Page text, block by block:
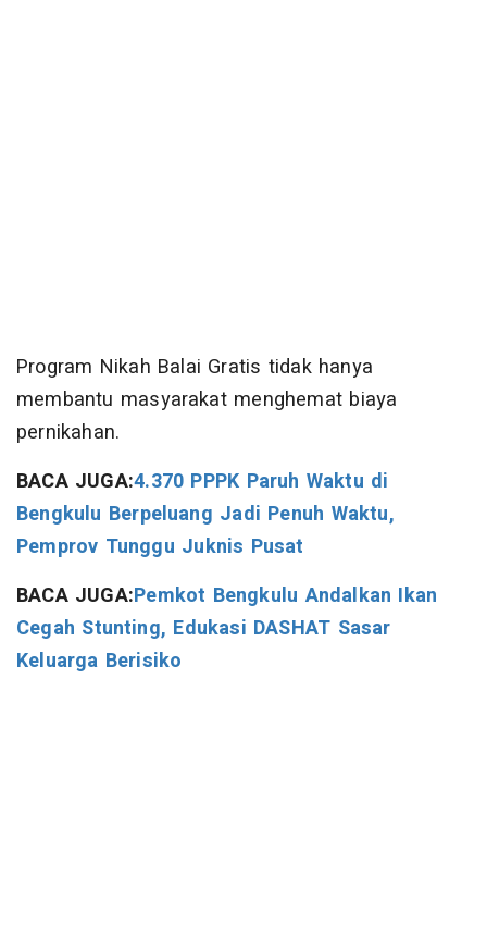
Program Nikah Balai Gratis tidak hanya
membantu masyarakat menghemat biaya
pernikahan.
BACA JUGA:4.370 PPPK Paruh Waktu di
Bengkulu Berpeluang Jadi Penuh Waktu,
Pemprov Tunggu Juknis Pusat
BACA JUGA:Pemkot Bengkulu Andalkan Ikan
Cegah Stunting, Edukasi DASHAT Sasar
Keluarga Berisiko